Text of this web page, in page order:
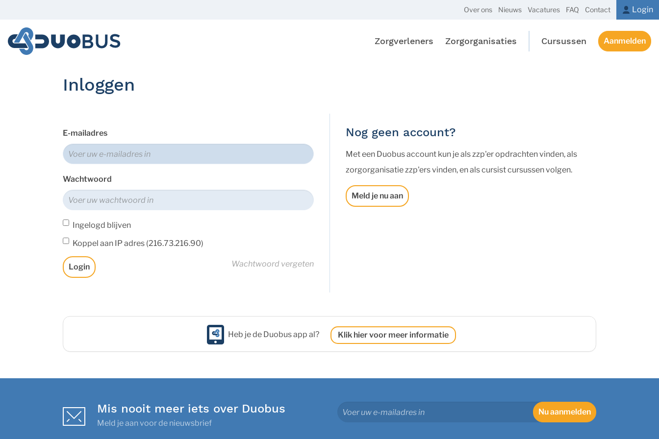
Over ons Nieuws Vacatures FAQ Contact Login
Zorgverleners Zorgorganisaties Cursussen Aanmelden
Inloggen
E-mailadres
Wachtwoord
Ingelogd blijven
Koppel aan IP adres (216.73.216.90)
Login Wachtwoord vergeten
Nog geen account?
Met een Duobus account kun je als zzp'er opdrachten vinden, als
zorgorganisatie zzp'ers vinden, en als cursist cursussen volgen.
Meld je nu aan
Heb je de Duobus app al? Klik hier voor meer informatie
Mis nooit meer iets over Duobus
Meld je aan voor de nieuwsbrief
Nu aanmelden